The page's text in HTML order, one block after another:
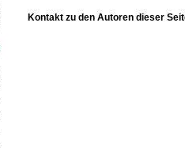
Kontakt zu den Autoren dieser